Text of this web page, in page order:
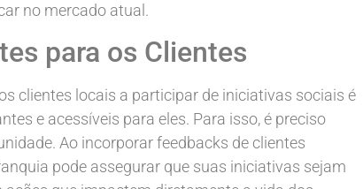
no mercado atual.
para os Clientes
clientes locais a participar de iniciativas sociais é
e acessíveis para eles. Para isso, é preciso
Ao incorporar feedbacks de clientes
pode assegurar que suas iniciativas sejam